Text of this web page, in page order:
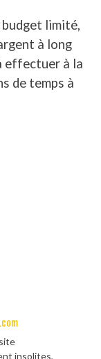
limité,
à long
effectuer à la
de temps à
insolites,